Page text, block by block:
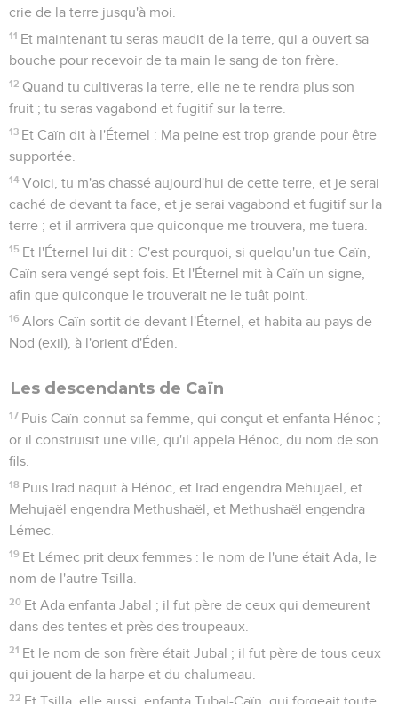
crie de la terre jusqu'à moi.
11 Et maintenant tu seras maudit de la terre, qui a ouvert sa
bouche pour recevoir de ta main le sang de ton frère.
12 Quand tu cultiveras la terre, elle ne te rendra plus son
fruit ; tu seras vagabond et fugitif sur la terre.
13 Et Caïn dit à l'Éternel : Ma peine est trop grande pour être
supportée.
14 Voici, tu m'as chassé aujourd'hui de cette terre, et je serai
caché de devant ta face, et je serai vagabond et fugitif sur la
terre ; et il arrrivera que quiconque me trouvera, me tuera.
15 Et l'Éternel lui dit : C'est pourquoi, si quelqu'un tue Caïn,
Caïn sera vengé sept fois. Et l'Éternel mit à Caïn un signe,
afin que quiconque le trouverait ne le tuât point.
16 Alors Caïn sortit de devant l'Éternel, et habita au pays de
Nod (exil), à l'orient d'Éden.
Les descendants de Caïn
17 Puis Caïn connut sa femme, qui conçut et enfanta Hénoc ;
or il construisit une ville, qu'il appela Hénoc, du nom de son
fils.
18 Puis Irad naquit à Hénoc, et Irad engendra Mehujaël, et
Mehujaël engendra Methushaël, et Methushaël engendra
Lémec.
19 Et Lémec prit deux femmes : le nom de l'une était Ada, le
nom de l'autre Tsilla.
20 Et Ada enfanta Jabal ; il fut père de ceux qui demeurent
dans des tentes et près des troupeaux.
21 Et le nom de son frère était Jubal ; il fut père de tous ceux
qui jouent de la harpe et du chalumeau.
22 Et Tsilla, elle aussi, enfanta Tubal-Caïn, qui forgeait toute